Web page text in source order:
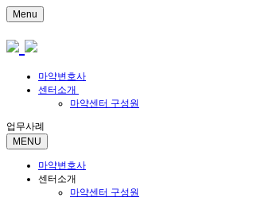
Menu
마약변호사
센터소개
마약센터 구성원
업무사례
MENU
마약변호사
센터소개
마약센터 구성원